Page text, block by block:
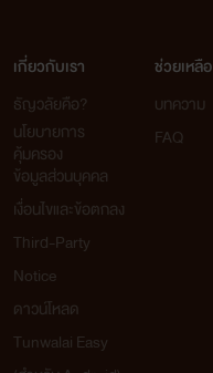
เกี่ยวกับเรา
ธัญวลัยคือ?
นโยบายการ
คุ้มครอง
ข้อมูลส่วนบุคคล
เงื่อนไขและข้อตกลง
Third-Party
Notice
ดาวน์โหลด
Tunwalai Easy
ช่วยเหลือ
บทความ
FAQ